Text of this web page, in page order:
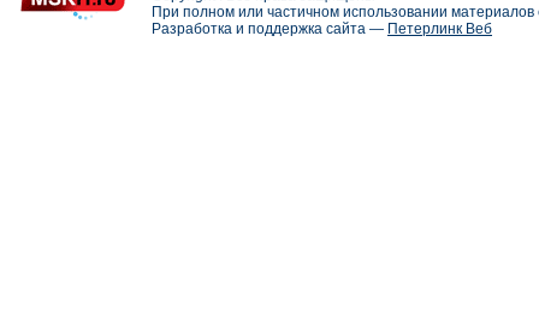
При полном или частичном использовании
Разработка и поддержка сайта — Петерлинк Веб